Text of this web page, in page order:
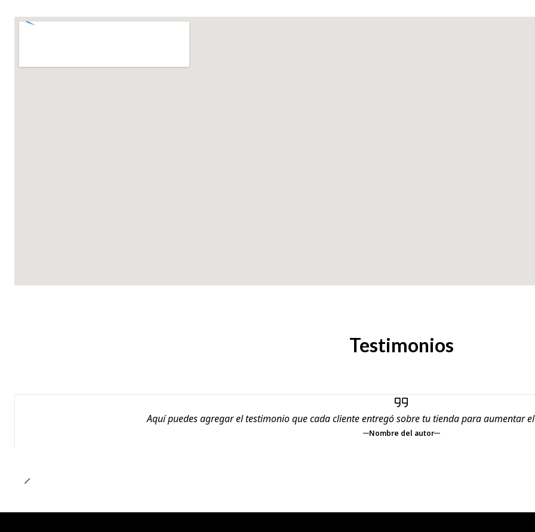
Testimonios
Aquí puedes agregar el testimonio que cada cliente entregó sobre tu tienda para aumentar
Nombre del autor